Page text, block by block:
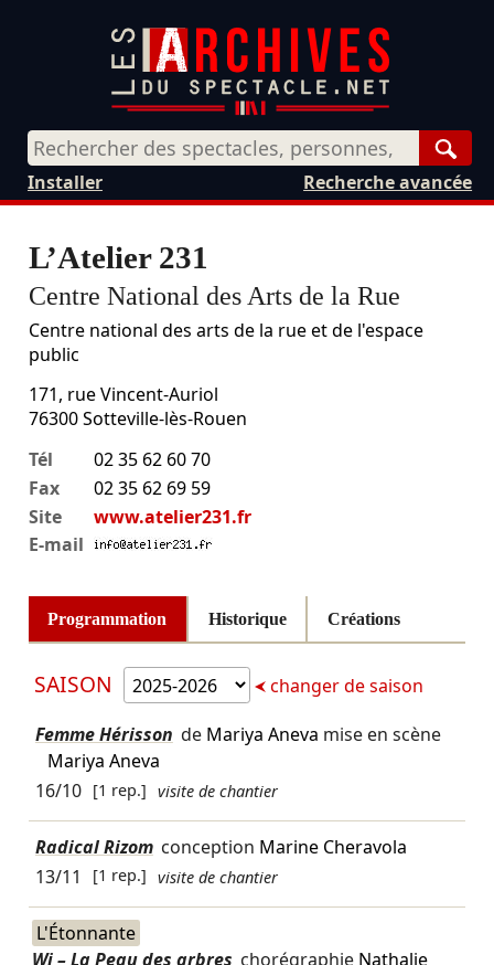
Recherche avancée
Installer
L’Atelier 231
Centre National des Arts de la Rue
Centre national des arts de la rue et de l'espace
public
171, rue Vincent-Auriol
76300 Sotteville-lès-Rouen
Tél
02 35 62 60 70
Fax
02 35 62 69 59
Site
www.atelier231.fr
E-mail
Programmation Historique Créations
SAISON changer de saison
Femme Hérisson de Mariya Aneva mise en scène
Mariya Aneva
16/10 [1 rep.] visite de chantier
Radical Rizom conception Marine Cheravola
13/11
[1 rep.] visite de chantier
L'Étonnante
Wi – La Peau des arbres chorégraphie Nathalie